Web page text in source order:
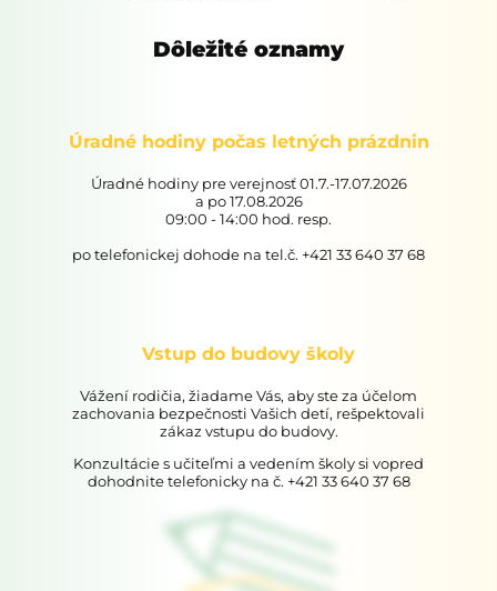
Dôležité oznamy
Úradné hodiny počas letných prázdnin
Úradné hodiny pre verejnosť 01.7.-17.07.2026
a po 17.08.2026
09:00 - 14:00 hod. resp.
po telefonickej dohode na tel.č. +421 33 640 37 68
Vstup do budovy školy
Vážení rodičia, žiadame Vás, aby ste za účelom
zachovania bezpečnosti Vašich detí, rešpektovali
zákaz vstupu do budovy.
Konzultácie s učiteľmi a vedením školy si vopred
dohodnite telefonicky na č. +421 33 640 37 68